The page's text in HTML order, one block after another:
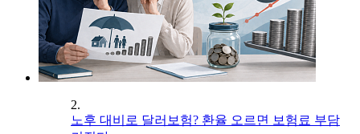
2.
노후 대비로 달러보험? 환율 오르면 보험료 부담